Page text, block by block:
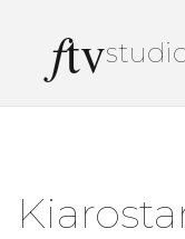
ftv